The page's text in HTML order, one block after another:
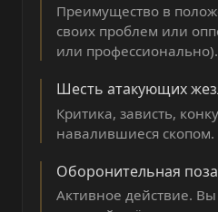
Преимущество в
своих проблем или
или профессионально).
Шесть атакующих
Критика, зависть,
навалившиеся скопом.
Оборонительная поза
Активное действие.